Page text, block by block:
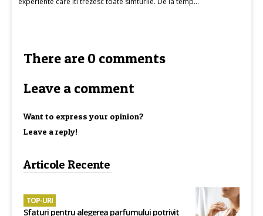
There are 0 comments
Leave a comment
Want to express your opinion?
Leave a reply!
Articole Recente
TOP-URI
Sfaturi pentru alegerea parfumului potrivit